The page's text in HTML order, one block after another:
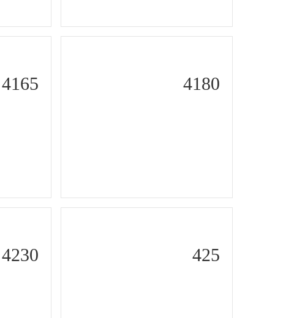
4180
4165
425
4230